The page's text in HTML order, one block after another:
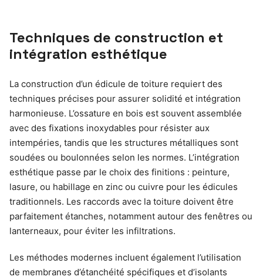
Techniques de construction et
intégration esthétique
La construction d’un édicule de toiture requiert des
techniques précises pour assurer solidité et intégration
harmonieuse. L’ossature en bois est souvent assemblée
avec des fixations inoxydables pour résister aux
intempéries, tandis que les structures métalliques sont
soudées ou boulonnées selon les normes. L’intégration
esthétique passe par le choix des finitions : peinture,
lasure, ou habillage en zinc ou cuivre pour les édicules
traditionnels. Les raccords avec la toiture doivent être
parfaitement étanches, notamment autour des fenêtres ou
lanterneaux, pour éviter les infiltrations.
Les méthodes modernes incluent également l’utilisation
de membranes d’étanchéité spécifiques et d’isolants